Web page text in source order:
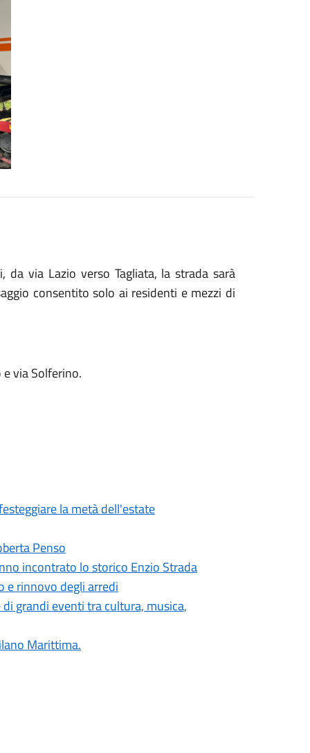
via Lazio verso Tagliata, la strada sarà
consentito solo ai residenti e mezzi di
via Solferino.
la metà dell'estate
Penso
incontrato lo storico Enzio Strada
e rinnovo degli arredi
grandi eventi tra cultura, musica,
Marittima.